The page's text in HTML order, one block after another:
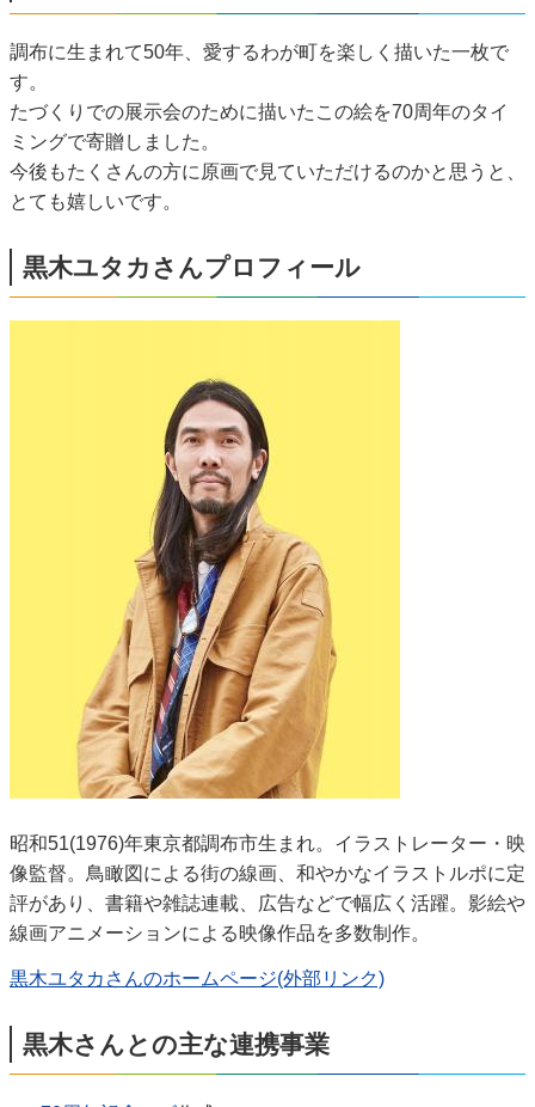
調布に生まれて50年、愛するわが町を楽しく描いた一枚で
す。
たづくりでの展示会のために描いたこの絵を70周年のタイ
ミングで寄贈しました。
今後もたくさんの方に原画で見ていただけるのかと思うと、
とても嬉しいです。
黒木ユタカさんプロフィール
昭和51(1976)年東京都調布市生まれ。イラストレーター・映
像監督。鳥瞰図による街の線画、和やかなイラストルポに定
評があり、書籍や雑誌連載、広告などで幅広く活躍。影絵や
線画アニメーションによる映像作品を多数制作。
黒木ユタカさんのホームページ(外部リンク)
黒木さんとの主な連携事業